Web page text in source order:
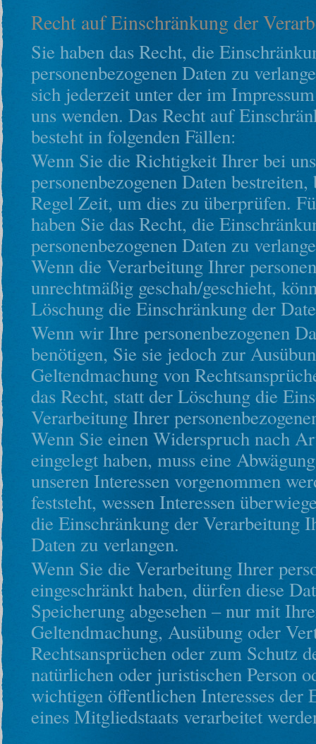
Recht auf Einschränkung der
Sie haben das Recht, die
personenbezogenen Daten zu
sich jederzeit unter der im
uns wenden. Das Recht auf
besteht in folgenden Fällen:
Wenn Sie die Richtigkeit Ihrer bei
personenbezogenen Daten
Regel Zeit, um dies zu überprüfen.
haben Sie das Recht, die
personenbezogenen Daten zu
Wenn die Verarbeitung Ihrer
unrechtmäßig geschah/geschieht,
Löschung die Einschränkung der
Wenn wir Ihre personenbezogenen
benötigen, Sie sie jedoch zur
Geltendmachung von
das Recht, statt der Löschung die
Verarbeitung Ihrer
Wenn Sie einen Widerspruch nach
eingelegt haben, muss eine
unseren Interessen vorgenommen
feststeht, wessen Interessen
die Einschränkung der Verarbeitung
Daten zu verlangen.
Wenn Sie die Verarbeitung Ihrer
eingeschränkt haben, dürfen diese
Speicherung abgesehen – nur mit
Geltendmachung, Ausübung oder
Rechtsansprüchen oder zum Schutz
natürlichen oder juristischen Person
wichtigen öffentlichen Interesses der
eines Mitgliedstaats verarbeitet